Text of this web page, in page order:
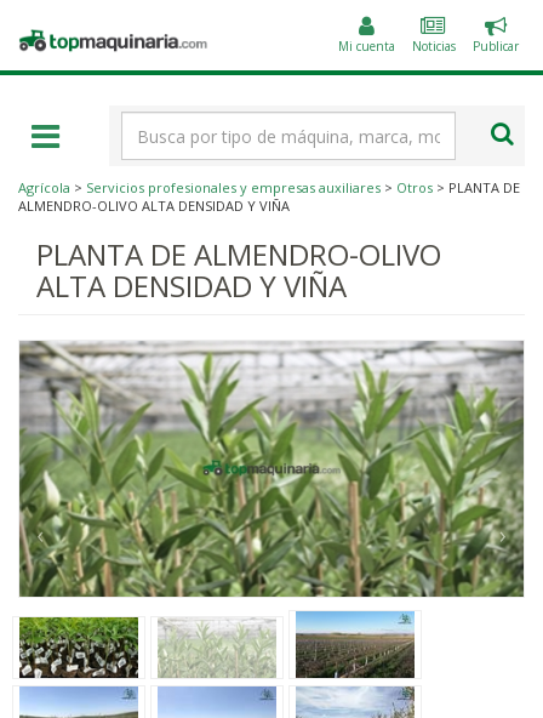
Topmaquinaria.com Mi cuenta Noticias
un
Publicar
Agrícola > Servicios profesionales y empresas auxiliares > Otros > PLANTA DE
ALMENDRO-OLIVO ALTA DENSIDAD Y VIÑA
PLANTA DE ALMENDRO-OLIVO
ALTA DENSIDAD Y VIÑA
‹ ›